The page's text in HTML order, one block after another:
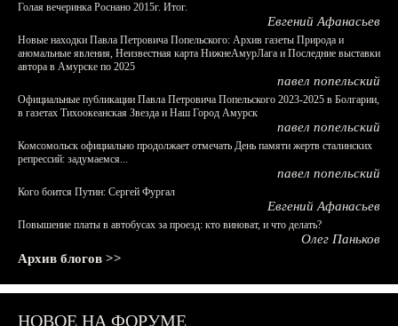
Голая вечеринка Роснано 2015г. Итог.
Евгений Афанасьев
Новые находки Павла Петровича Попельского: Архив газеты Природа и
аномальные явления, Неизвестная карта НижнеАмурЛага и Последние выставки
автора в Амурске по 2025
павел попельский
Официальные публикации Павла Петровича Попельского 2023-2025 в Болгарии,
в газетах Тихоокеанская Звезда и Наш Город Амурск
павел попельский
Комсомольск официально продолжает отмечать День памяти жертв сталинских
репрессий: задумаемся...
павел попельский
Кого боится Путин: Сергей Фургал
Евгений Афанасьев
Повышение платы в автобусах за проезд: кто виноват, и что делать?
Олег Паньков
Архив блогов >>
НОВОЕ НА ФОРУМЕ